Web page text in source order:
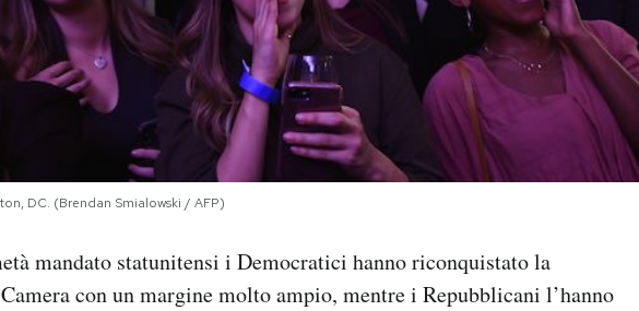
DC. (Brendan Smialowski / AFP)
mandato statunitensi i Democratici hanno riconquistato la
con un margine molto ampio, mentre i Repubblicani l’hanno